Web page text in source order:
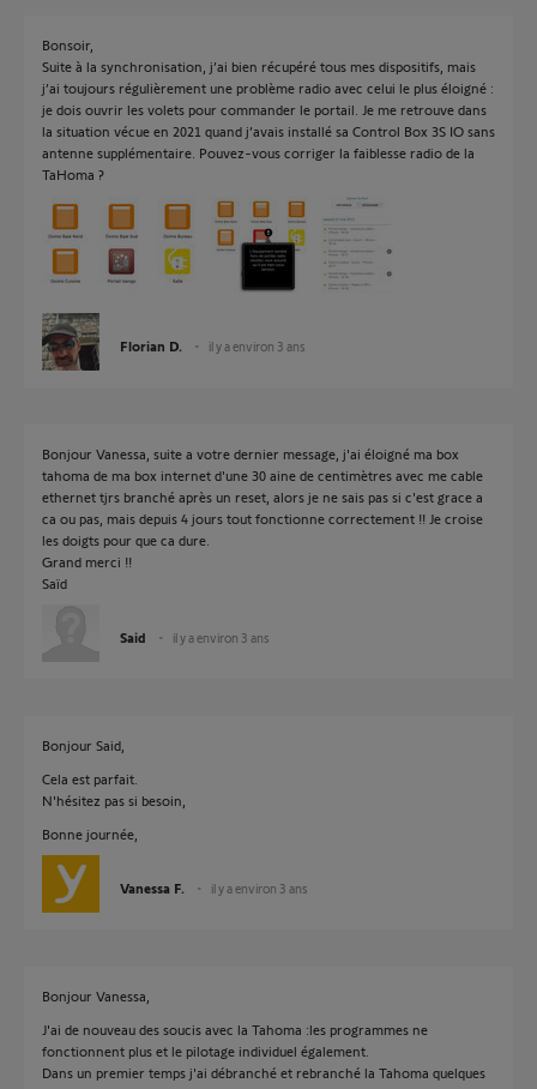
Bonsoir,
Suite à la synchronisation, j’ai bien récupéré tous mes dispositifs, mais
j’ai toujours régulièrement une problème radio avec celui le plus éloigné :
je dois ouvrir les volets pour commander le portail. Je me retrouve dans
la situation vécue en 2021 quand j’avais installé sa Control Box 3S IO sans
antenne supplémentaire. Pouvez-vous corriger la faiblesse radio de la
TaHoma ?
Florian D. il y a environ 3 ans
Bonjour Vanessa, suite a votre dernier message, j'ai éloigné ma box
tahoma de ma box internet d'une 30 aine de centimètres avec me cable
ethernet tjrs branché après un reset, alors je ne sais pas si c'est grace a
ca ou pas, mais depuis 4 jours tout fonctionne correctement !! Je croise
les doigts pour que ca dure.
Grand merci !!
Saïd
Said il y a environ 3 ans
Bonjour Said,
Cela est parfait.
N'hésitez pas si besoin,
Bonne journée,
Vanessa F. il y a environ 3 ans
Bonjour Vanessa,
J'ai de nouveau des soucis avec la Tahoma :les programmes ne
fonctionnent plus et le pilotage individuel également.
Dans un premier temps j'ai débranché et rebranché la Tahoma quelques